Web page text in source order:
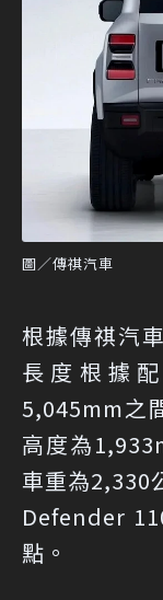
圖／傳祺汽車
根據傳祺汽
長度根據
5,045mm之
高度為
車重為2,330
Defender
點。